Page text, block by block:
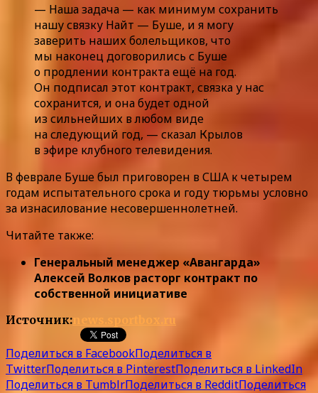
— Наша задача — как минимум сохранить
нашу связку Найт — Буше, и я могу
заверить наших болельщиков, что
мы наконец договорились с Буше
о продлении контракта ещё на год.
Он подписал этот контракт, связка у нас
сохранится, и она будет одной
из сильнейших в любом виде
на следующий год, — сказал Крылов
в эфире клубного телевидения.
В феврале Буше был приговорен в США к четырем
годам испытательного срока и году тюрьмы условно
за изнасилование несовершеннолетней.
Читайте также:
Генеральный менеджер «Авангарда»
Алексей Волков расторг контракт по
собственной инициативе
Источник:news.sportbox.ru
Поделиться в FacebookПоделиться в
TwitterПоделиться в PinterestПоделиться в LinkedIn
Поделиться в TumblrПоделиться в RedditПоделиться